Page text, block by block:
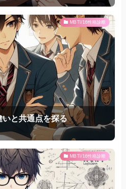
MBTI/16性格診断
と共通点を探る
MBTI/16性格診断